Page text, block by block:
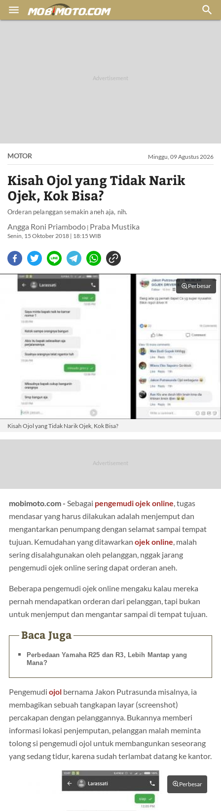
 
MOTOR Minggu, 09 Agustus 2026
Kisah Ojol yang Tidak Narik
Ojek, Kok Bisa?
Orderan pelanggan semakin aneh aja, nih.
Angga Roni Priambodo | Praba Mustika
Senin, 15 Oktober 2018 | 18:15 WIB
Perbesar
Kisah Ojol yang Tidak Narik Ojek, Kok Bisa?
mobimoto.com - Sebagai pengemudi ojek online, tugas
mendasar yang harus dilakukan adalah menjemput dan
mengantarkan penumpang dengan selamat sampai tempat
tujuan. Kemudahan yang ditawarkan ojek online, malah
sering disalahgunakan oleh pelanggan, nggak jarang
pengemudi ojek online sering dapat orderan aneh.
Beberapa pengemudi ojek online mengaku kalau mereka
pernah mendapatkan orderan dari pelanggan, tapi bukan
untuk menjemput dan mengantar sampai di tempat tujuan.
Baca Juga
Perbedaan Yamaha R25 dan R3, Lebih Mantap yang
Mana?
Pengemudi ojol bernama Jakon Putrasunda misalnya, ia
membagikan sebuah tangkapan layar (screenshot)
percakapan dengan pelanggannya. Bukannya memberi
informasi lokasi penjemputan, pelanggan malah meminta
tolong si pengemudi ojol untuk membangunkan seseorang
yang sedang tidur, karena sudah terlambat datang ke kantor.
Perbesar